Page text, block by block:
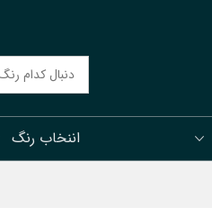
اننخاب رنگ